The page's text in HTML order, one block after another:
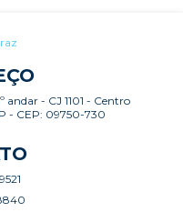
andar - CJ 1101 - Centro
- CEP: 09750-730